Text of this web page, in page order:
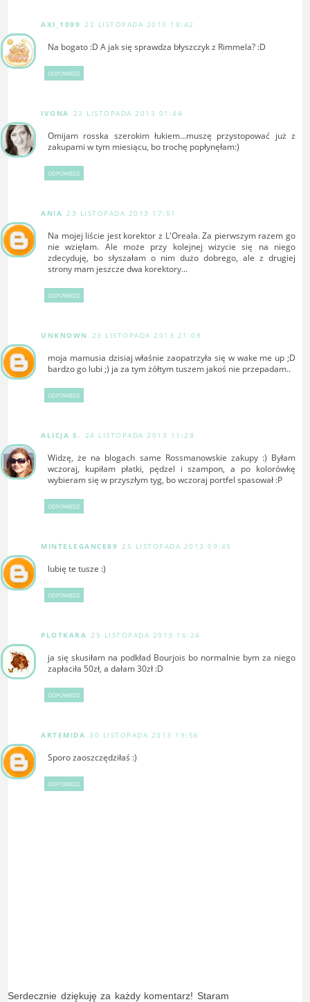
AXI_1099 22 LISTOPADA 2013 18:42
Na bogato :D A jak się sprawdza błyszczyk z Rimmela? :D
ODPOWIEDZ
IVONA 23 LISTOPADA 2013 01:44
Omijam rosska szerokim łukiem...muszę przystopować już z
zakupami w tym miesiącu, bo trochę popłynęłam:)
ODPOWIEDZ
ANIA 23 LISTOPADA 2013 17:51
Na mojej liście jest korektor z L'Oreala. Za pierwszym razem go
nie wzięłam. Ale może przy kolejnej wizycie się na niego
zdecyduję, bo słyszałam o nim dużo dobrego, ale z drugiej
strony mam jeszcze dwa korektory...
ODPOWIEDZ
UNKNOWN 23 LISTOPADA 2013 21:08
moja mamusia dzisiaj właśnie zaopatrzyła się w wake me up ;D
bardzo go lubi ;) ja za tym żółtym tuszem jakoś nie przepadam..
ODPOWIEDZ
ALICJA S. 24 LISTOPADA 2013 11:28
Widzę, że na blogach same Rossmanowskie zakupy :) Byłam
wczoraj, kupiłam płatki, pędzel i szampon, a po kolorówkę
wybieram się w przyszłym tyg, bo wczoraj portfel spasował :P
ODPOWIEDZ
MINTELEGANCE89 25 LISTOPADA 2013 09:45
lubię te tusze :)
ODPOWIEDZ
PLOTKARA 25 LISTOPADA 2013 16:24
ja się skusiłam na podkład Bourjois bo normalnie bym za niego
zapłaciła 50zł, a dałam 30zł :D
ODPOWIEDZ
ARTEMIDA 30 LISTOPADA 2013 19:56
Sporo zaoszczędziłaś :)
ODPOWIEDZ
Serdecznie dziękuję za każdy komentarz! Staram